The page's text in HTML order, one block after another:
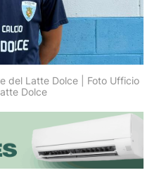
del Latte Dolce | Foto Ufficio
Dolce